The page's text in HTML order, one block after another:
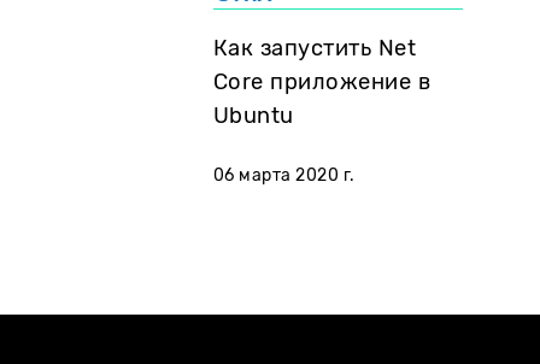
Как запустить Net
Core приложение в
Ubuntu
06 марта 2020 г.